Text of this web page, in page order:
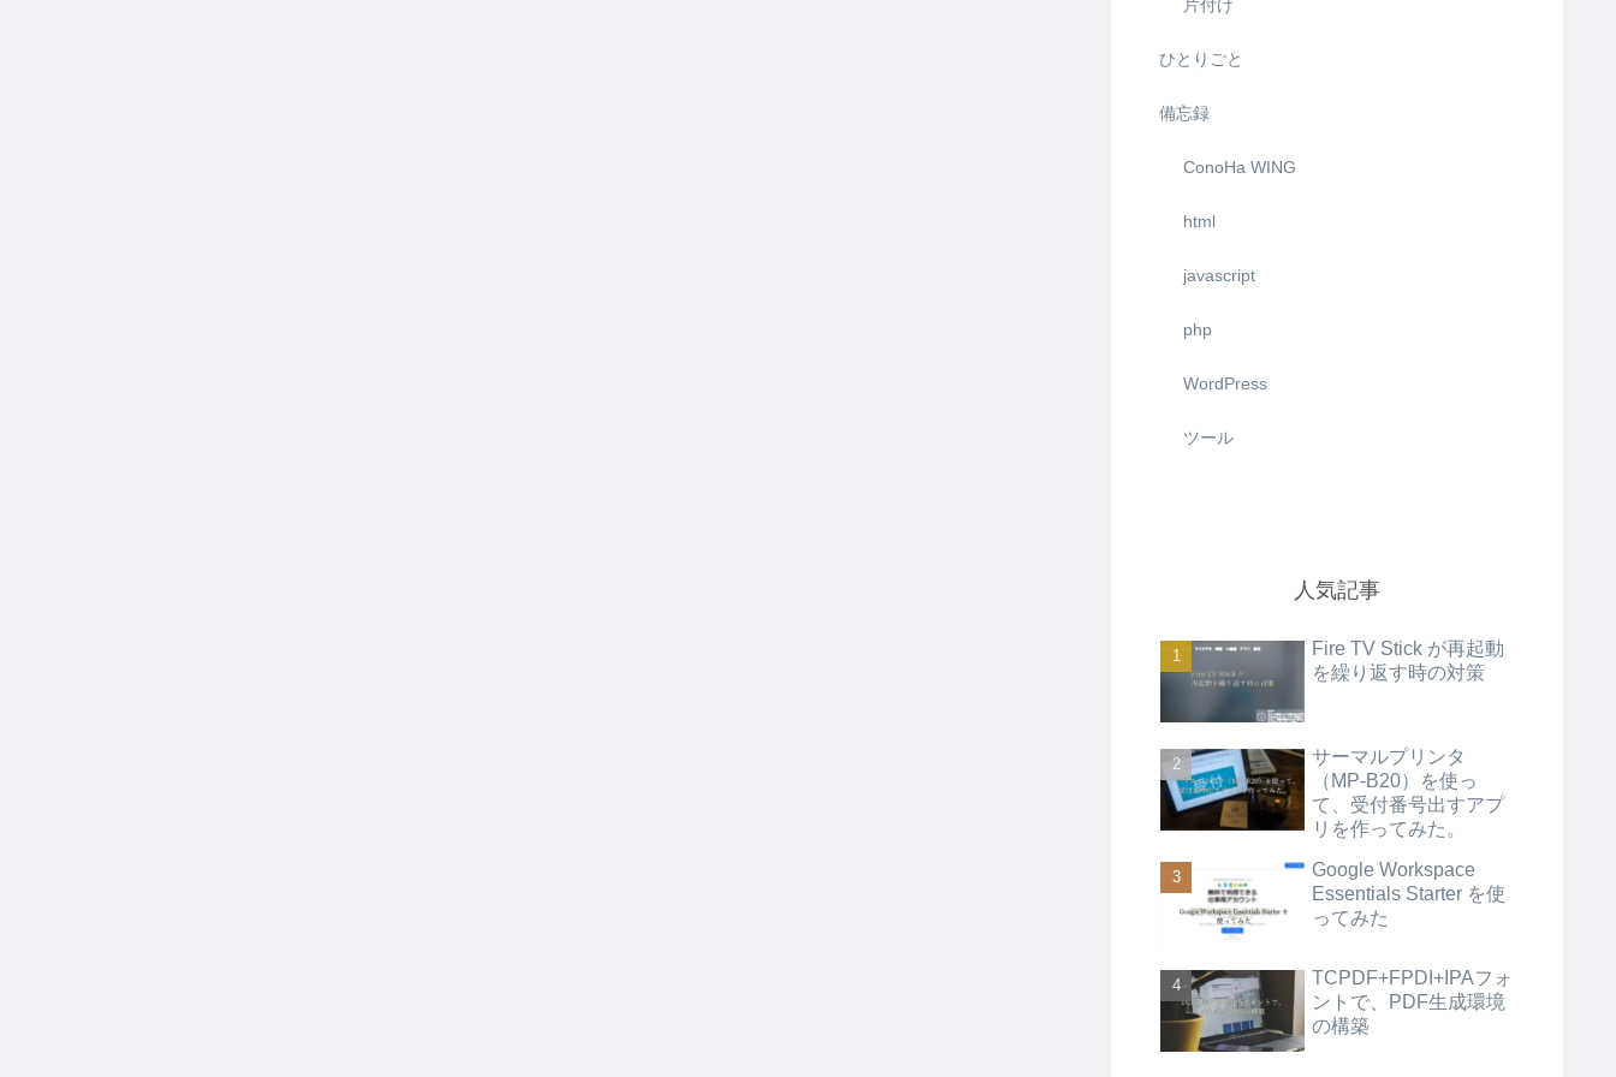
片付け
ひとりごと
備忘録
ConoHa WING
html
javascript
php
WordPress
ツール
人気記事
Fire TV Stick が再起動
を繰り返す時の対策
サーマルプリンタ
（MP-B20）を使っ
て、受付番号出すアプ
リを作ってみた。
Google Workspace
Essentials Starter を使
ってみた
TCPDF+FPDI+IPAフォ
ントで、PDF生成環境
の構築